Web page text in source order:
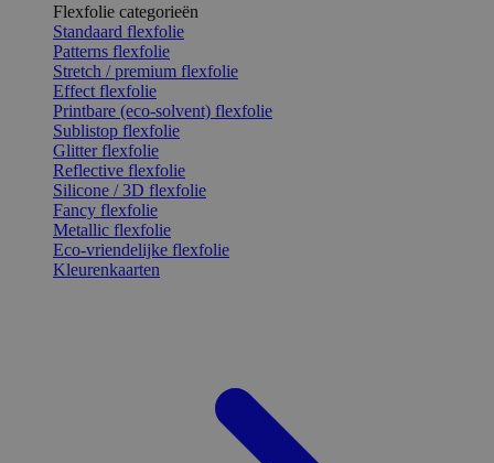
Flexfolie categorieën
Standaard flexfolie
Patterns flexfolie
Stretch / premium flexfolie
Effect flexfolie
Printbare (eco-solvent) flexfolie
Sublistop flexfolie
Glitter flexfolie
Reflective flexfolie
Silicone / 3D flexfolie
Fancy flexfolie
Metallic flexfolie
Eco-vriendelijke flexfolie
Kleurenkaarten